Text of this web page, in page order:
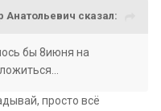
Анатольевич сказал:
бы 8июня на
просто всё